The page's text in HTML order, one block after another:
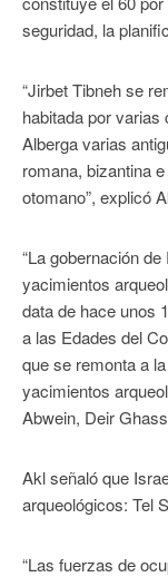
seguridad, la
“Jirbet Tibneh se
habitada por
Alberga varias
romana, bizantina
otomano”, explicó
“La gobernación
yacimientos
data de hace unos
a las Edades del
que se remonta a
yacimientos
Abwein, Deir
Akl señaló que
arqueológicos: Tel
“Las fuerzas de